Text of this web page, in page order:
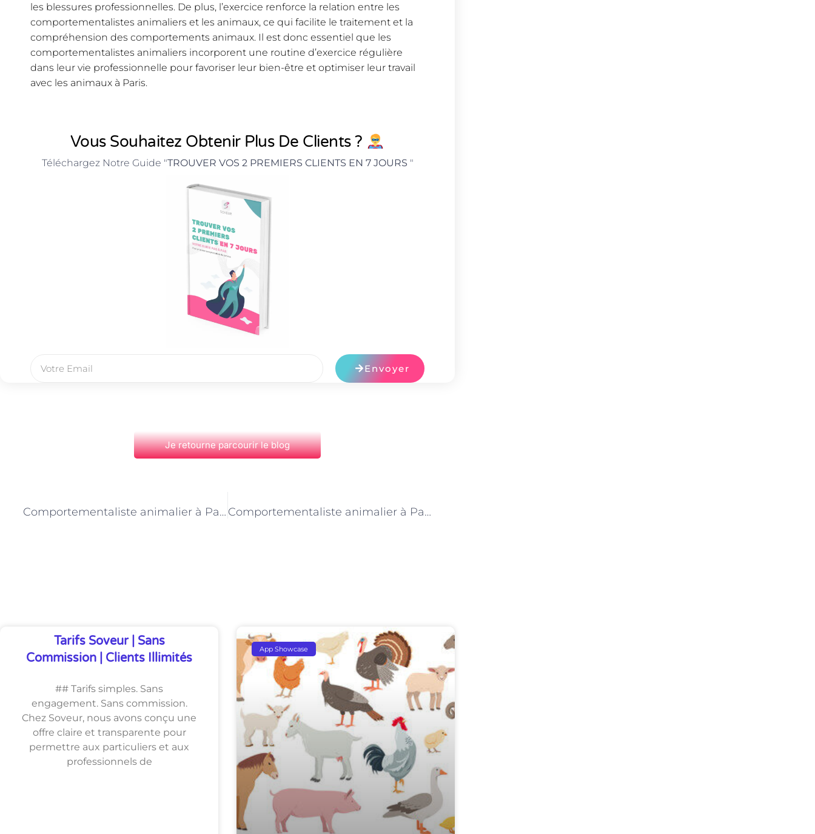
les blessures professionnelles. De plus, l’exercice renforce la relation entre les
comportementalistes animaliers et les animaux, ce qui facilite le traitement et la
compréhension des comportements animaux. Il est donc essentiel que les
comportementalistes animaliers incorporent une routine d’exercice régulière
dans leur vie professionnelle pour favoriser leur bien-être et optimiser leur travail
avec les animaux à Paris.
Vous Souhaitez Obtenir Plus De Clients ?
Téléchargez Notre Guide "TROUVER VOS 2 PREMIERS CLIENTS EN 7 JOURS "
Envoyer
Je retourne parcourir le blog
Comportementaliste animalier à Paris : résoudre les problèmes de marquage urinaire chez les chats Comportementaliste animalier à Paris : aider les animaux à vaincre leurs peurs et phobies
Tarifs Soveur | Sans
Commission | Clients Illimités
## Tarifs simples. Sans
engagement. Sans commission.
Chez Soveur, nous avons conçu une
offre claire et transparente pour
permettre aux particuliers et aux
professionnels de
App Showcase